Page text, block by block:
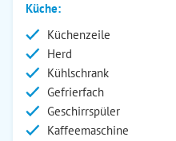
Küche:
Küchenzeile
Herd
Kühlschrank
Gefrierfach
Geschirrspüler
Kaffeemaschine